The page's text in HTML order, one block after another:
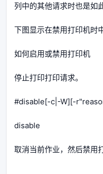
列中的其他请求时也是如此
下图显示在禁用打印机时
如何启用或禁用打印机
停止打印打印请求。
#disable[-c|-W][-
disable
取消当前作业，然后禁用